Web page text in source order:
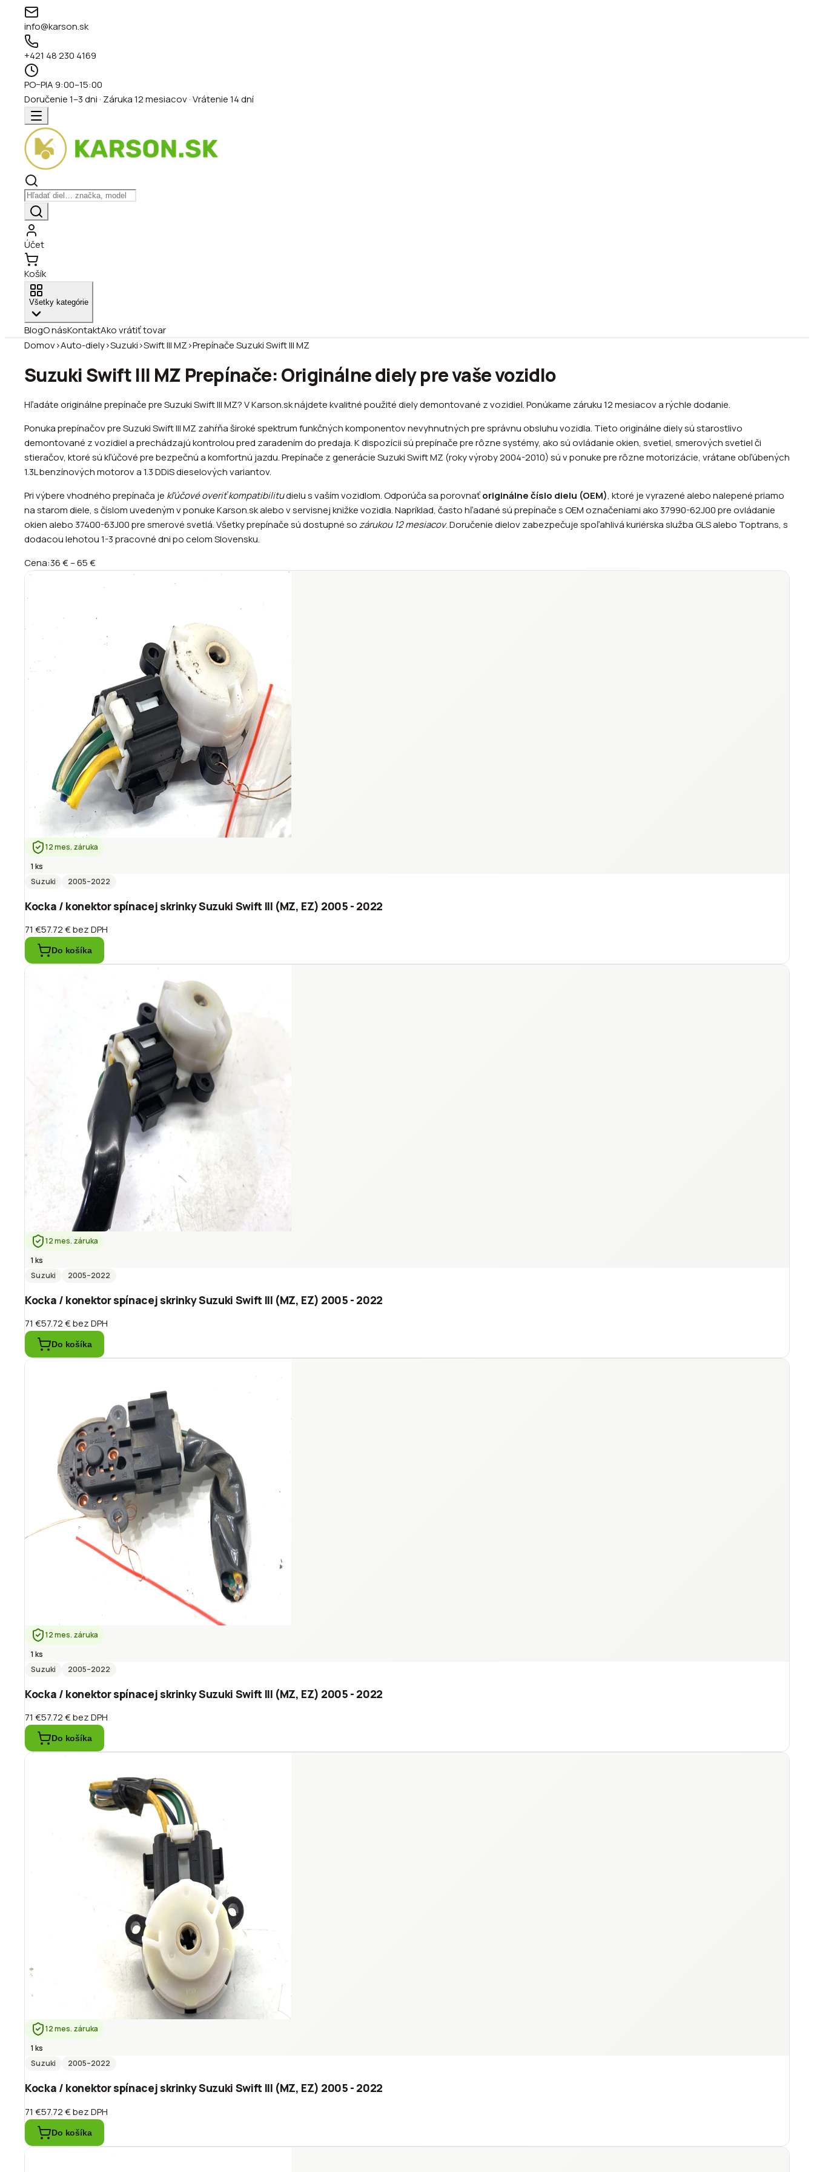
info@karson.sk
+421 48 230 4169
PO–PIA 9:00–15:00
Doručenie 1–3 dni · Záruka 12 mesiacov · Vrátenie 14 dní
Účet
Košík
Všetky kategórie
BlogO násKontaktAko vrátiť tovar
Domov›Auto-diely›Suzuki›Swift III MZ›Prepínače Suzuki Swift III MZ
Suzuki Swift III MZ Prepínače: Originálne diely pre vaše vozidlo
Hľadáte originálne prepínače pre Suzuki Swift III MZ? V Karson.sk nájdete kvalitné použité diely demontované z vozidiel. Ponúkame záruku 12 mesiacov a rýchle dodanie.
Ponuka prepínačov pre Suzuki Swift III MZ zahŕňa široké spektrum funkčných komponentov nevyhnutných pre správnu obsluhu vozidla. Tieto originálne diely sú starostlivo
demontované z vozidiel a prechádzajú kontrolou pred zaradením do predaja. K dispozícii sú prepínače pre rôzne systémy, ako sú ovládanie okien, svetiel, smerových svetiel či
stieračov, ktoré sú kľúčové pre bezpečnú a komfortnú jazdu. Prepínače z generácie Suzuki Swift MZ (roky výroby 2004-2010) sú v ponuke pre rôzne motorizácie, vrátane obľúbených
1.3L benzínových motorov a 1.3 DDiS dieselových variantov.
Pri výbere vhodného prepínača je kľúčové overiť kompatibilitudielu s vaším vozidlom. Odporúča sa porovnaťoriginálne číslo dielu (OEM), ktoré je vyrazené alebo nalepené priamo
na starom diele, s číslom uvedeným v ponuke Karson.sk alebo v servisnej knižke vozidla. Napríklad, často hľadané sú prepínače s OEM označeniami ako 37990-62J00 pre ovládanie
okien alebo 37400-63J00 pre smerové svetlá. Všetky prepínače sú dostupné sozárukou 12 mesiacov. Doručenie dielov zabezpečuje spoľahlivá kuriérska služba GLS alebo Toptrans, s
dodacou lehotou 1-3 pracovné dni po celom Slovensku.
Cena:36 €–65 €
12 mes. záruka
1 ks
Suzuki
2005–2022
Kocka / konektor spínacej skrinky Suzuki Swift III (MZ, EZ) 2005 - 2022
71 €57.72 €bez DPH
Do košíka
12 mes. záruka
1 ks
Suzuki
2005–2022
Kocka / konektor spínacej skrinky Suzuki Swift III (MZ, EZ) 2005 - 2022
71 €57.72 €bez DPH
Do košíka
12 mes. záruka
1 ks
Suzuki
2005–2022
Kocka / konektor spínacej skrinky Suzuki Swift III (MZ, EZ) 2005 - 2022
71 €57.72 €bez DPH
Do košíka
12 mes. záruka
1 ks
Suzuki
2005–2022
Kocka / konektor spínacej skrinky Suzuki Swift III (MZ, EZ) 2005 - 2022
71 €57.72 €bez DPH
Do košíka